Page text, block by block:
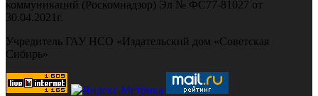
коммуникаций (Роскомнадзор) Эл № ФС77-81027 от
30.04.2021г.
Учредитель ГАУ НСО «Издательский дом «Советская
Сибирь»